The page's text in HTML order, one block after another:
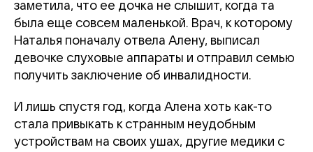
заметила, что ее дочка не слышит, когда та
была еще совсем маленькой. Врач, к которому
Наталья поначалу отвела Алену, выписал
девочке слуховые аппараты и отправил семью
получить заключение об инвалидности.
И лишь спустя год, когда Алена хоть как-то
стала привыкать к странным неудобным
устройствам на своих ушах, другие медики с